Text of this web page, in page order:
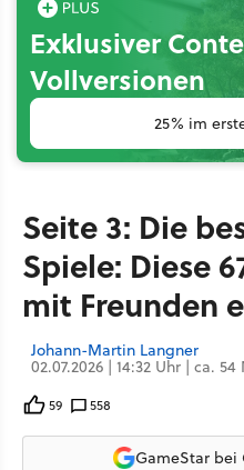
Exklusiver
Vollversionen
25% im
Seite 3: Die
Spiele: Diese
mit Freunden
Johann-Martin Langner
02.07.2026 | 14:32 Uhr | ca.
59 558
GameStar bei